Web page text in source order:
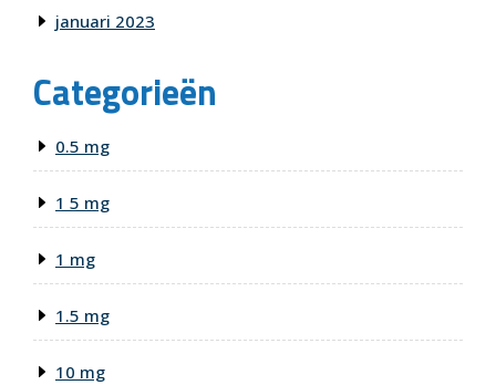
januari 2023
Categorieën
0.5 mg
1 5 mg
1 mg
1.5 mg
10 mg